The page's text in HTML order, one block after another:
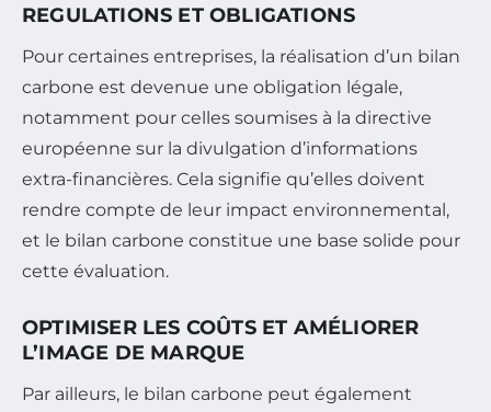
REGULATIONS ET OBLIGATIONS
Pour certaines entreprises, la réalisation d’un bilan
carbone est devenue une obligation légale,
notamment pour celles soumises à la directive
européenne sur la divulgation d’informations
extra-financières. Cela signifie qu’elles doivent
rendre compte de leur impact environnemental,
et le bilan carbone constitue une base solide pour
cette évaluation.
OPTIMISER LES COÛTS ET AMÉLIORER
L’IMAGE DE MARQUE
Par ailleurs, le bilan carbone peut également